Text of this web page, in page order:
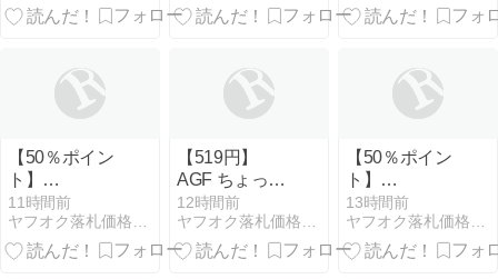
500ml×4本 だ
ス・ダンスー
【50％ポイン
ト】
【Kindle】
MAJOR
2nd（メジャー
11時間前
ヤフオク落札価格より安い超特価品情報
【519円】
AGF ちょっと
贅沢な珈琲店
レギュラーコ
ーヒー スペシ
12時間前
ヤフオク落札価格より安い超特価品情報
【50％ポイン
ト】
【Kindle】ウ
マ娘 プリティ
ーダービー ス
13時間前
ヤフオク落札価格より安い超特価品情報